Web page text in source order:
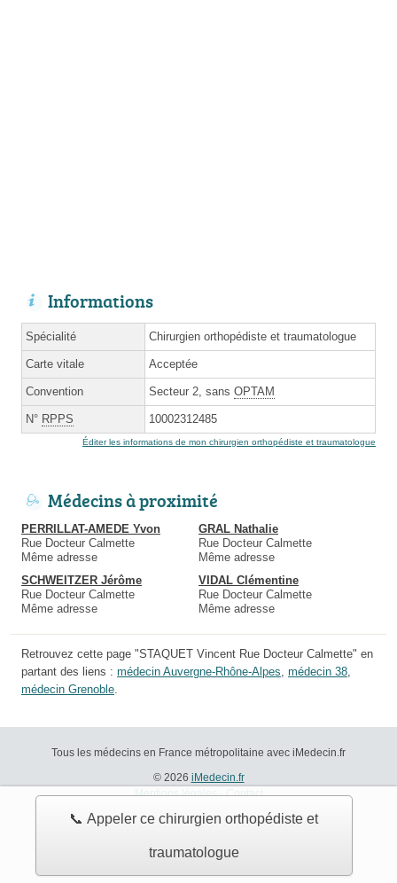
📞 Appeler ce chirurgien orthopédiste et
traumatologue
Informations
Spécialité Chirurgien orthopédiste et traumatologue
Carte vitale Acceptée
Convention Secteur 2, sans OPTAM
N° RPPS 10002312485
Éditer les informations de mon chirurgien orthopédiste et traumatologue
Médecins à proximité
PERRILLAT-AMEDE Yvon
Rue Docteur Calmette
Même adresse
GRAL Nathalie
Rue Docteur Calmette
Même adresse
SCHWEITZER Jérôme
Rue Docteur Calmette
Même adresse
VIDAL Clémentine
Rue Docteur Calmette
Même adresse
Retrouvez cette page "STAQUET Vincent Rue Docteur Calmette" en
partant des liens : médecin Auvergne-Rhône-Alpes médecin 38
médecin Grenoble
Tous les médecins en France métropolitaine avec iMedecin.fr
© 2026 iMedecin.fr
Mentions légales-Contact